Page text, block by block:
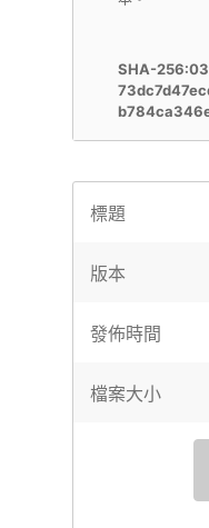
SHA-
標題
版本
發佈時間
檔案大小